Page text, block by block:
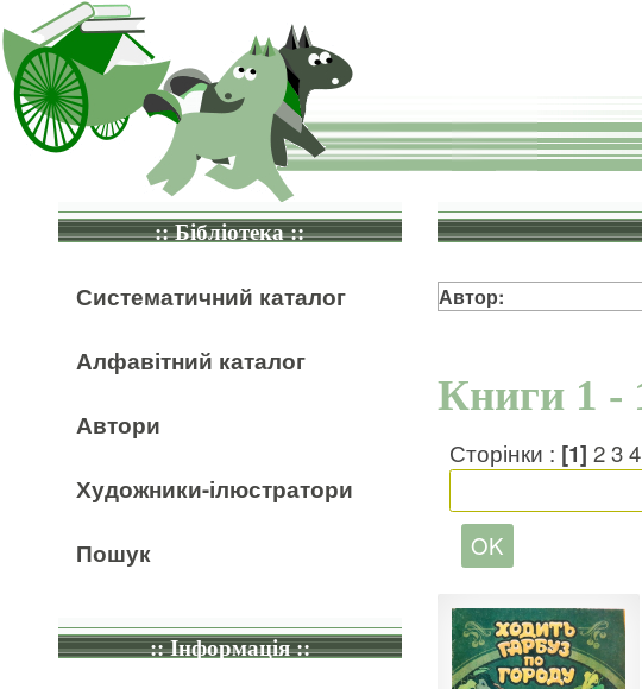
:: Бібліотека ::
Систематичний каталог
Алфавітний каталог
Автори
Художники-ілюстратори
Пошук
:: Інформація ::
Автор:
Книги 1 -
Сторінки : [1] 2 3 4